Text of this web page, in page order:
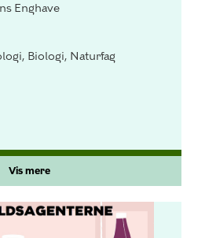
Enghave
Biologi, Naturfag
Vis mere